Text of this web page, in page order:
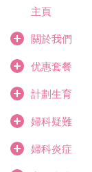
主頁
關於我們
优惠套餐
計劃生育
婦科疑難
婦科炎症